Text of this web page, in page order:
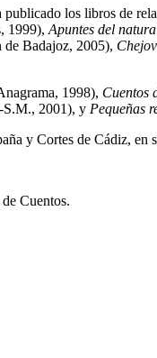
los libros de
1999),Apuntes del
Badajoz, 2005),
1998), Cuentos
2001), y Pequeñas
y Cortes de Cádiz, en
Cuentos.